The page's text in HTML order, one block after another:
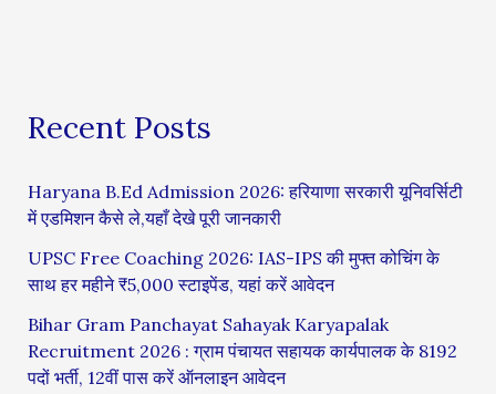
Recent Posts
Haryana B.Ed Admission 2026: हरियाणा सरकारी यूनिवर्सिटी
में एडमिशन कैसे ले,यहाँ देखे पूरी जानकारी
UPSC Free Coaching 2026: IAS-IPS की मुफ्त कोचिंग के
साथ हर महीने ₹5,000 स्टाइपेंड, यहां करें आवेदन
Bihar Gram Panchayat Sahayak Karyapalak
Recruitment 2026 : ग्राम पंचायत सहायक कार्यपालक के 8192
पदों भर्ती, 12वीं पास करें ऑनलाइन आवेदन